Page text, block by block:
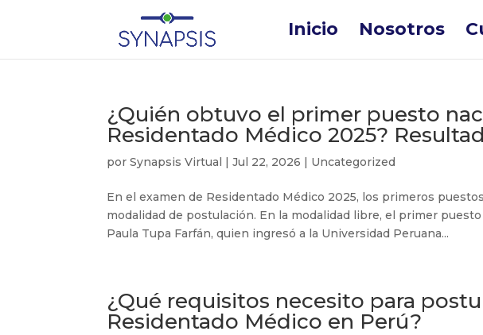
Inicio Nosotros
¿Quién obtuvo el primer puesto
Residentado Médico 2025?
porSynapsis Virtual |Jul 22, 2026 | Uncategorized
En el examen de Residentado Médico 2025, los primeros
modalidad de postulación. En la modalidad libre, el primer
Paula Tupa Farfán, quien ingresó a la Universidad Peruana...
¿Qué requisitos necesito para
Residentado Médico en Perú?